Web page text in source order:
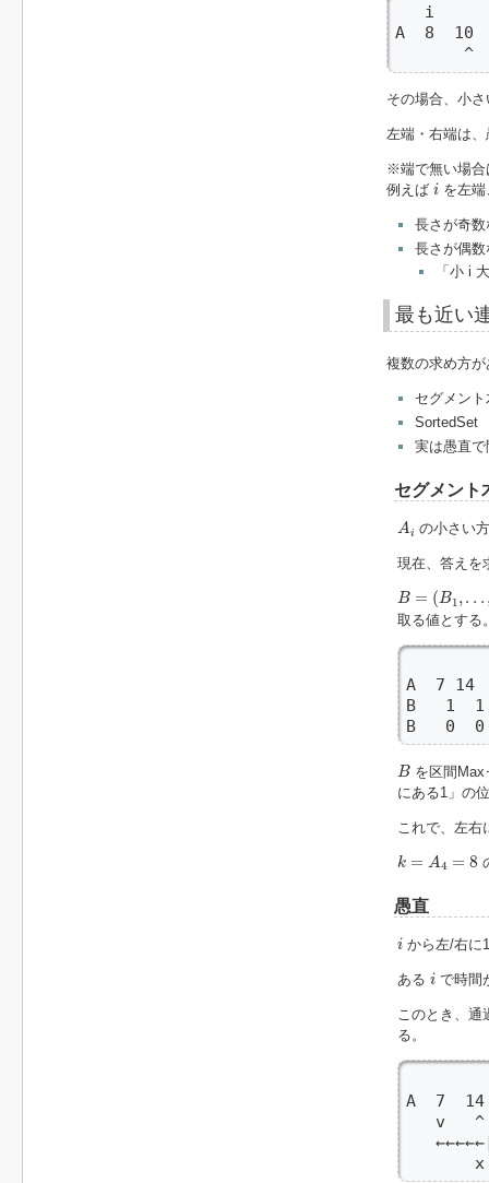
   i
A  8  10
^
その場合、小
左端・右端は
※端で無い場合
例えば i
iを左端
長さが奇
長さが偶
「小 i
最も近い
複数の求め方が
セグメント
SortedSet
実は愚直
セグメント
Ai
Ai の小さい
現在、答えを
B = (B1,. . .
B= 1,..
取る値とする
A  7 14
B   1
B   0
B
Bを区間Max
にある1」の
これで、左
k = A4 = 8
k 4=
愚直
iから左/右に
ある iで時間
このとき、通
る。
A  7  14
v